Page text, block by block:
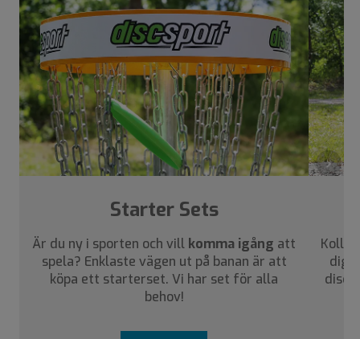
›
Starter Sets
Är du ny i sporten och vill komma igång att
spela? Enklaste vägen ut på banan är att
köpa ett starterset. Vi har set för alla
behov!
Kolla
dig